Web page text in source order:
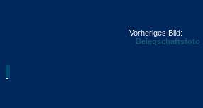
Vorheriges Bild:
Belegschaftsfoto